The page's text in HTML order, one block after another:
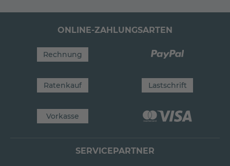
ONLINE-ZAHLUNGSARTEN
Rechnung
Ratenkauf Lastschrift
Vorkasse
SERVICEPARTNER